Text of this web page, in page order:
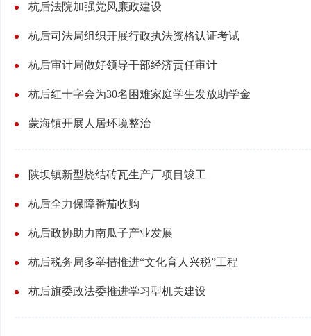
杭后法院加强党风廉政建设
杭后司法局组织开展行政执法资格认证考试
杭后审计局做好领导干部经济责任审计
杭后红十字会为30名困难家庭学生发放助学金
蒙海镇开展人居环境整治
陕坝镇新型烧结砖瓦生产厂项目竣工
杭后全力保障番茄收购
杭后政协助力南瓜子产业发展
杭后税务局多举措推进“文化育人兴税”工程
杭后旗委政法委推进学习型机关建设